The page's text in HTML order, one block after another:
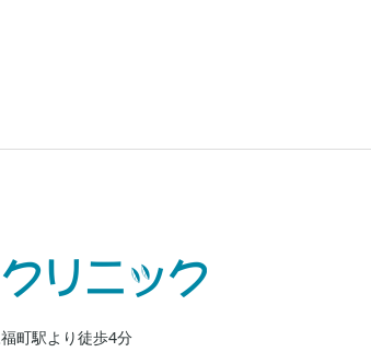
町駅より徒歩4分